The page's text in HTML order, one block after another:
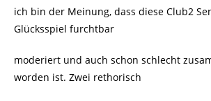
ich bin der Meinung, dass diese Club2
Glücksspiel furchtbar
moderiert und auch schon schlecht
worden ist. Zwei rethorisch